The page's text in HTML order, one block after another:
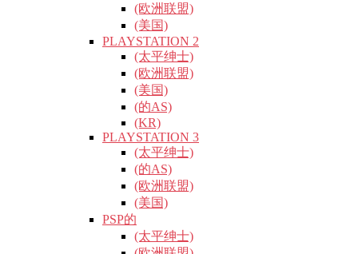
(欧洲联盟)
(美国)
PLAYSTATION 2
(太平绅士)
(欧洲联盟)
(美国)
(的AS)
(KR)
PLAYSTATION 3
(太平绅士)
(的AS)
(欧洲联盟)
(美国)
PSP的
(太平绅士)